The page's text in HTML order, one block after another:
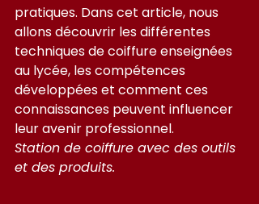
pratiques. Dans cet article, nous
allons découvrir les différentes
techniques de coiffure enseignées
au lycée, les compétences
développées et comment ces
connaissances peuvent influencer
leur avenir professionnel.
Station de coiffure avec des outils
et des produits.